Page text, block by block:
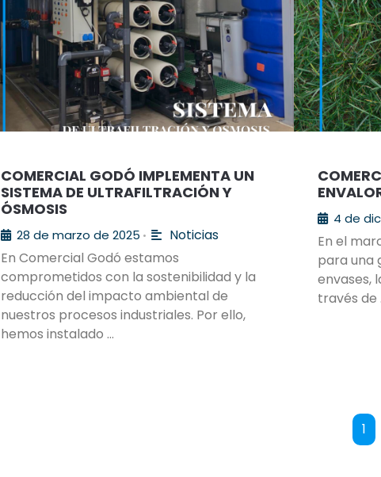
COMERCIAL GODÓ IMPLEMENTA UN
SISTEMA DE ULTRAFILTRACIÓN Y
ÓSMOSIS
28 de marzo de 2025 •
Noticias
En Comercial Godó estamos
comprometidos con la sostenibilidad y la
reducción del impacto ambiental de
nuestros procesos industriales. Por ello,
hemos instalado …
4 de
En el
para una
envases,
través de
1